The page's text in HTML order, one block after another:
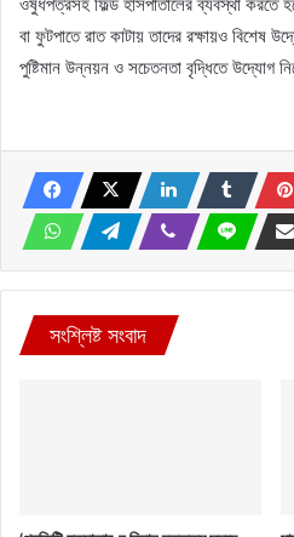
বা ফুটপাতে রাত কাটায় তাদের রক্ষায়ও বিশেষ
পুষ্টিমান উন্নয়ন ও সচেতনতা বৃদ্ধিতে উদ্যোগ
সংশ্লিষ্ট সংবাদ